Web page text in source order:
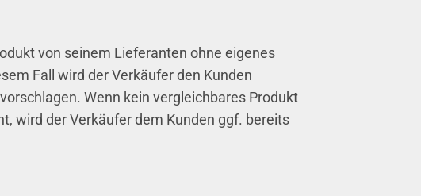
von seinem Lieferanten ohne eigenes
Fall wird der Verkäufer den Kunden
Wenn kein vergleichbares Produkt
wird der Verkäufer dem Kunden ggf. bereits